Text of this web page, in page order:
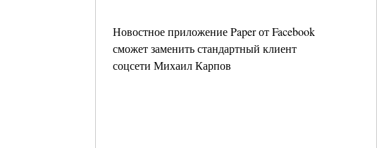
Новостное приложение Paper от Facebook
сможет заменить стандартный клиент
соцсети Михаил Карпов